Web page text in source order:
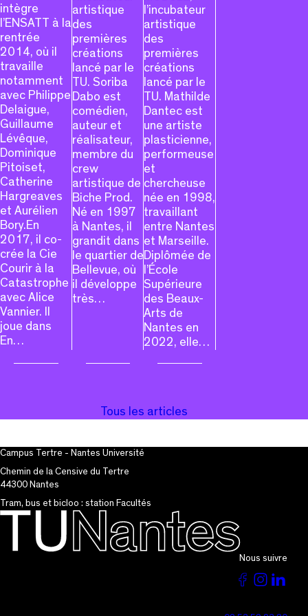
intègre
l’ENSATT à la
rentrée
2014, où il
travaille
notamment
avec Philippe
Delaigue,
Guillaume
Lévêque,
Dominique
Pitoiset,
Catherine
Hargreaves
et Aurélien
Bory.En
2017, il co-
crée la Cie
Courir à la
Catastrophe
avec Alice
Vannier. Il
joue dans
En…
artistique
des
premières
créations
lancé par le
TU. Soriba
Dabo est
comédien,
auteur et
réalisateur,
membre du
crew
artistique de
Biche Prod.
Né en 1997
à Nantes, il
grandit dans
le quartier de
Bellevue, où
il développe
très…
l’incubateur
artistique
des
premières
créations
lancé par le
TU. Mathilde
Dantec est
une artiste
plasticienne,
performeuse
et
chercheuse
née en 1998,
travaillant
entre Nantes
et Marseille.
Diplômée de
l’École
Supérieure
des Beaux-
Arts de
Nantes en
2022, elle…
Tous les articles
Campus Tertre - Nantes Université
Chemin de la Censive du Tertre
44300 Nantes
Tram, bus et bicloo : station Facultés
Nous suivre
VoirVoir